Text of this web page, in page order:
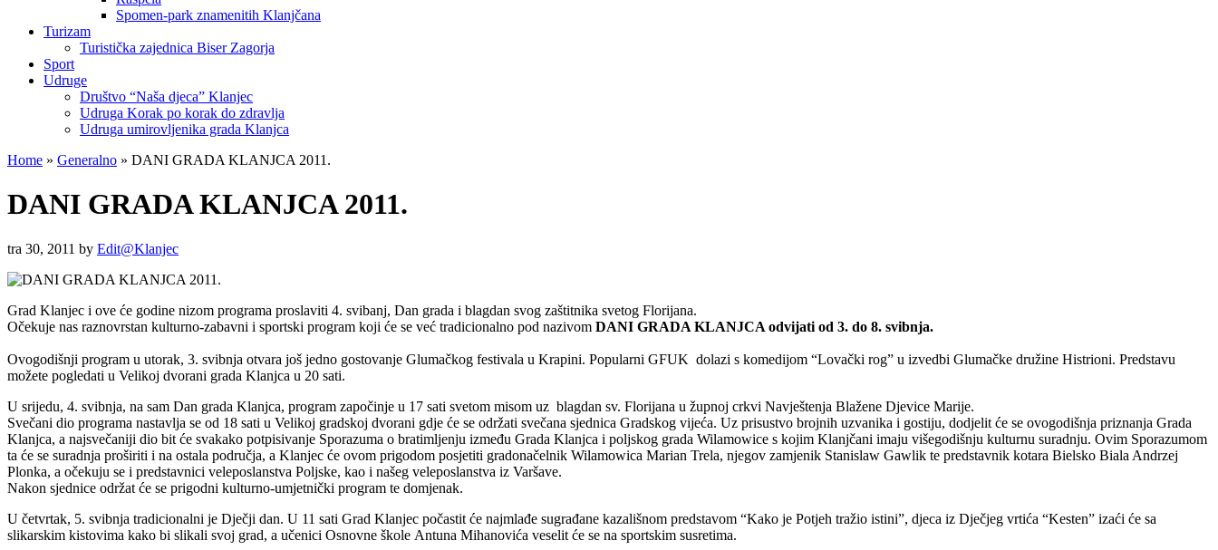
Spomen-park znamenitih Klanjčana
Turizam
Turistička zajednica Biser Zagorja
Sport
Udruge
Društvo “Naša djeca” Klanjec
Udruga Korak po korak do zdravlja
Udruga umirovljenika grada Klanjca
Home » Generalno » DANI GRADA KLANJCA 2011.
DANI GRADA KLANJCA 2011.
tra 30, 2011 by Edit@Klanjec
Grad Klanjec i ove će godine nizom programa proslaviti 4. svibanj, Dan grada i blagdan svog zaštitnika svetog Florijana.
Očekuje nas raznovrstan kulturno-zabavni i sportski program koji će se već tradicionalno pod nazivom DANI GRADA KLANJCA odvijati od 3. do 8. svibnja.
Ovogodišnji program u utorak, 3. svibnja otvara još jedno gostovanje Glumačkog festivala u Krapini. Popularni GFUK dolazi s komedijom “Lovački rog” u izvedbi Glumačke družine Histrioni. Predstavu
možete pogledati u Velikoj dvorani grada Klanjca u 20 sati.
U srijedu, 4. svibnja, na sam Dan grada Klanjca, program započinje u 17 sati svetom misom uz blagdan sv. Florijana u župnoj crkvi Navještenja Blažene Djevice Marije.
Svečani dio programa nastavlja se od 18 sati u Velikoj gradskoj dvorani gdje će se održati svečana sjednica Gradskog vijeća. Uz prisustvo brojnih uzvanika i gostiju, dodjelit će se ovogodišnja priznanja Grada
Klanjca, a najsvečaniji dio bit će svakako potpisivanje Sporazuma o bratimljenju između Grada Klanjca i poljskog grada Wilamowice s kojim Klanjčani imaju višegodišnju kulturnu suradnju. Ovim Sporazumom
ta će se suradnja proširiti i na ostala područja, a Klanjec će ovom prigodom posjetiti gradonačelnik Wilamowica Marian Trela, njegov zamjenik Stanislaw Gawlik te predstavnik kotara Bielsko Biala Andrzej
Plonka, a očekuju se i predstavnici veleposlanstva Poljske, kao i našeg veleposlanstva iz Varšave.
Nakon sjednice održat će se prigodni kulturno-umjetnički program te domjenak.
U četvrtak, 5. svibnja tradicionalni je Dječji dan. U 11 sati Grad Klanjec počastit će najmlađe sugrađane kazališnom predstavom “Kako je Potjeh tražio istini”, djeca iz Dječjeg vrtića “Kesten” izaći će sa
slikarskim kistovima kako bi slikali svoj grad, a učenici Osnovne škole Antuna Mihanovića veselit će se na sportskim susretima.